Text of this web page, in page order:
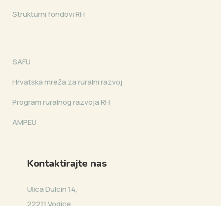
Strukturni fondovi RH
SAFU
Hrvatska mreža za ruralni razvoj
Program ruralnog razvoja RH
AMPEU
Kontaktirajte nas
Ulica Dulcin 14,
22211 Vodice